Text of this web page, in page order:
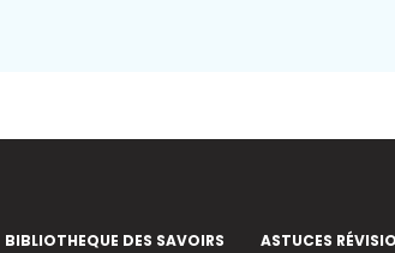
BIBLIOTHEQUE DES SAVOIRS
ASTUCES